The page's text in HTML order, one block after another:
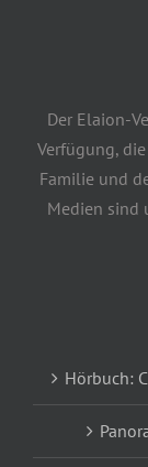
Der Elaion-
Verfügung,
Familie und
Medien sind
Hörbuch: